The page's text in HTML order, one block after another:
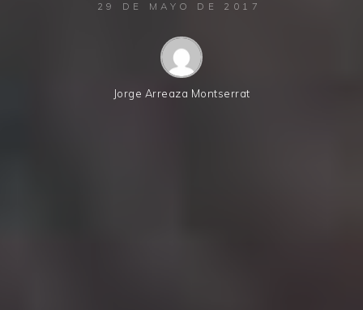
29 DE MAYO DE 2017
Jorge Arreaza Montserrat